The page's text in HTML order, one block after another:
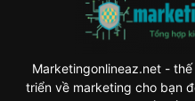
Marketingonlineaz.net -
triển về marketing cho bạn